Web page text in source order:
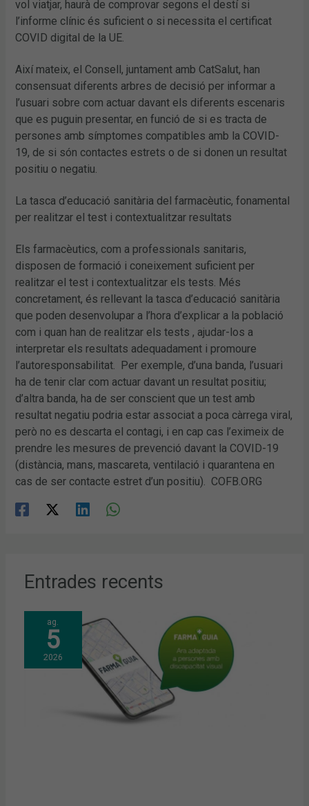
vol viatjar, haurà de comprovar segons el destí si
l’informe clínic és suficient o si necessita el certificat
COVID digital de la UE.
Així mateix, el Consell, juntament amb CatSalut, han
consensuat diferents arbres de decisió per informar a
l’usuari sobre com actuar davant els diferents escenaris
que es puguin presentar, en funció de si es tracta de
persones amb símptomes compatibles amb la COVID-
19, de si són contactes estrets o de si donen un resultat
positiu o negatiu.
La tasca d’educació sanitària del farmacèutic, fonamental
per realitzar el test i contextualitzar resultats
Els farmacèutics, com a professionals sanitaris,
disposen de formació i coneixement suficient per
realitzar el test i contextualitzar els tests. Més
concretament, és rellevant la tasca d’educació sanitària
que poden desenvolupar a l’hora d’explicar a la població
com i quan han de realitzar els tests , ajudar-los a
interpretar els resultats adequadament i promoure
l’autoresponsabilitat. Per exemple, d’una banda, l’usuari
ha de tenir clar com actuar davant un resultat positiu;
d’altra banda, ha de ser conscient que un test amb
resultat negatiu podria estar associat a poca càrrega viral,
però no es descarta el contagi, i en cap cas l’eximeix de
prendre les mesures de prevenció davant la COVID-19
(distància, mans, mascareta, ventilació i quarantena en
cas de ser contacte estret d’un positiu). COFB.ORG
Entrades recents
ag.
5
2026